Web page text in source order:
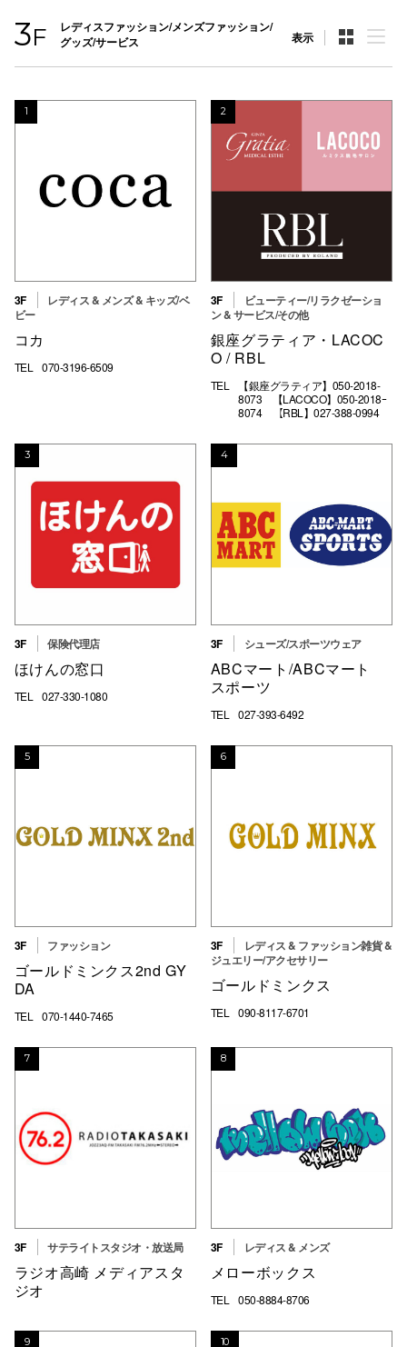
3F
レディスファッション/メンズファッション/
グッズ/サービス
表示
1
3F
レディス & メンズ & キッズ/ベ
ビー
コカ
TEL 070-3196-6509
2
3F
ビューティー/リラクゼーショ
ン & サービス/その他
銀座グラティア・LACOC
O / RBL
TEL
【銀座グラティア】050-2018-
8073 【LACOCO】050-2018ｰ
8074 【RBL】027-388-0994
3
3F 保険代理店
ほけんの窓口
TEL 027-330-1080
4
3F シューズ/スポーツウェア
ABCマート/ABCマート
スポーツ
TEL 027-393-6492
5
3F ファッション
ゴールドミンクス2nd GY
DA
TEL 070-1440-7465
6
3F
レディス & ファッション雑貨 &
ジュエリー/アクセサリー
ゴールドミンクス
TEL 090-8117-6701
7
3F サテライトスタジオ・放送局
ラジオ高崎 メディアスタ
ジオ
8
3F レディス & メンズ
メローボックス
TEL 050-8884-8706
9 10
高崎オ
新百合丘
キャナルシ
那覇オ
横浜ビ